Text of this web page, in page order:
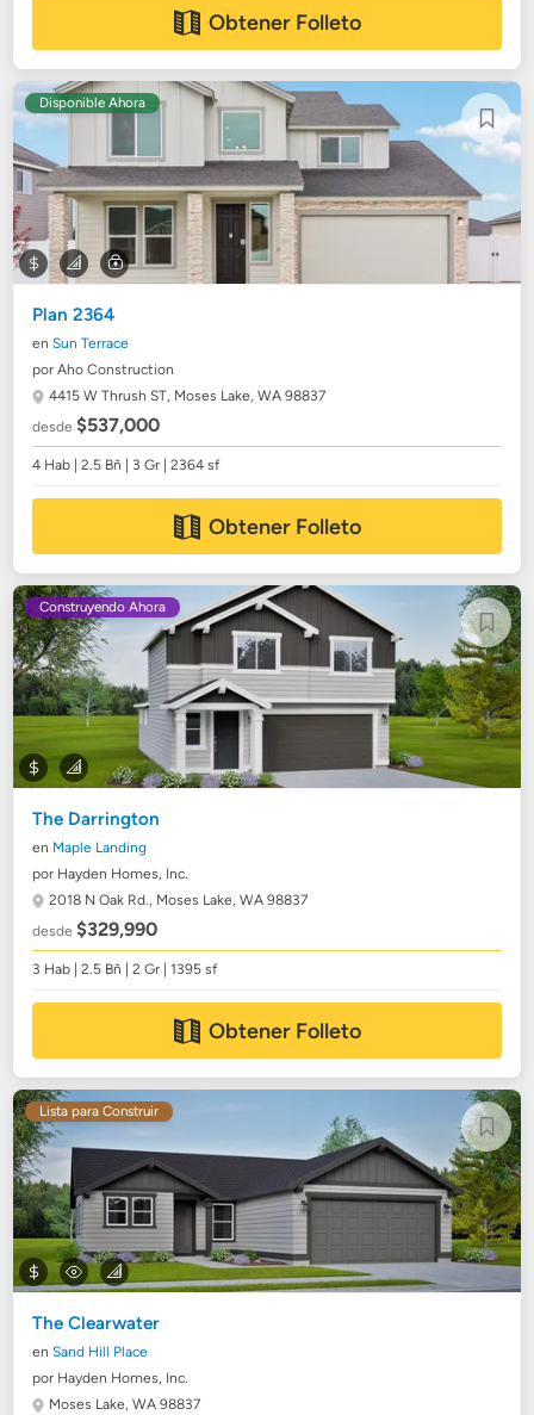
Obtener Folleto
Disponible Ahora
Plan 2364
enSun Terrace
por Aho Construction
4415 W Thrush ST, Moses Lake, WA 98837
desde$537,000
4 Hab | 2.5 Bñ | 3 Gr | 2364 sf
Obtener Folleto
Construyendo Ahora
The Darrington
en Maple Landing
por Hayden Homes, Inc.
2018 N Oak Rd., Moses Lake, WA 98837
desde$329,990
3 Hab | 2.5 Bñ | 2 Gr | 1395 sf
Obtener Folleto
Lista para Construir
The Clearwater
enSand Hill Place
por Hayden Homes, Inc.
Moses Lake, WA 98837